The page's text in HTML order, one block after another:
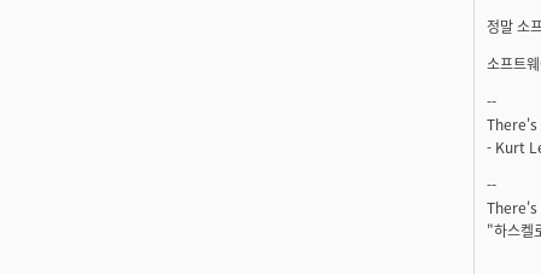
정말 소
소프트
--
- Kurt
--
"하스켈